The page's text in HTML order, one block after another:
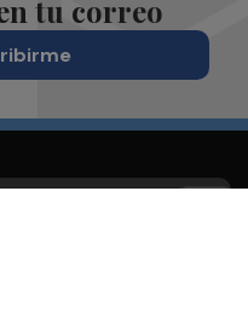
tu correo